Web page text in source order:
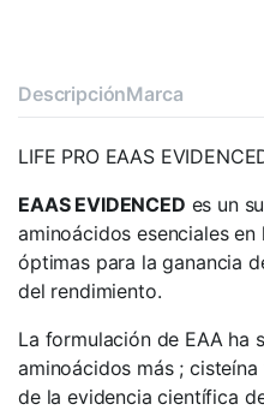
DescripciónMarca
LIFE PRO EAAS
EAAS EVIDENCED es un
aminoácidos esenciales
óptimas para la ganancia
del rendimiento.
La formulación de EAA ha
aminoácidos más ;
de la evidencia científica